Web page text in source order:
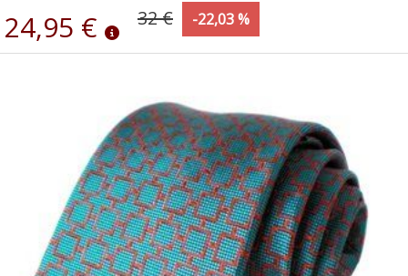
24,95 € 32 € -22,03 %